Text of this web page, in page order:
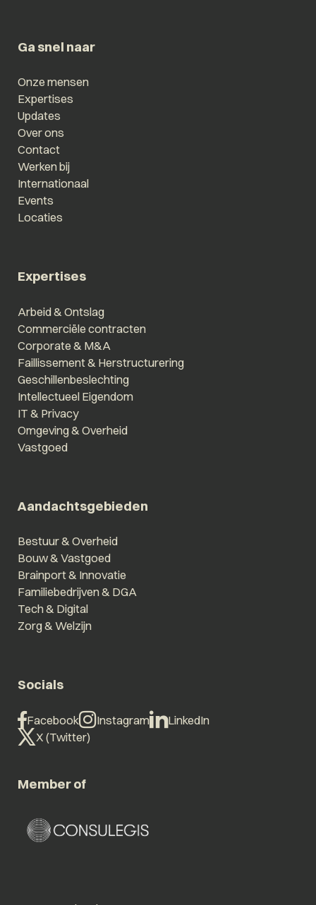
Ga snel naar
Onze mensen
Expertises
Updates
Over ons
Contact
Werken bij
Internationaal
Events
Locaties
Expertises
Arbeid & Ontslag
Commerciële contracten
Corporate & M&A
Faillissement & Herstructurering
Geschillenbeslechting
Intellectueel Eigendom
IT & Privacy
Omgeving & Overheid
Vastgoed
Aandachtsgebieden
Bestuur & Overheid
Bouw & Vastgoed
Brainport & Innovatie
Familiebedrijven & DGA
Tech & Digital
Zorg & Welzijn
Socials
Facebook Instagram
LinkedIn
X (Twitter)
Member of